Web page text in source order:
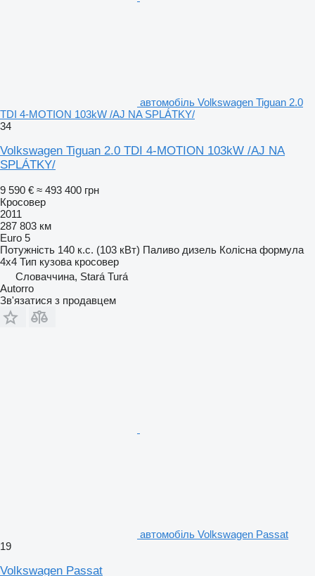
автомобіль Volkswagen Tiguan 2.0
TDI 4-MOTION 103kW /AJ NA SPLÁTKY/
34
Volkswagen Tiguan 2.0 TDI 4-MOTION 103kW /AJ NA
SPLÁTKY/
9 590 € ≈ 493 400 грн
Кросовер
2011
287 803 км
Euro 5
Потужність 140 к.с. (103 кВт) Паливо дизель Колісна формула
4x4 Тип кузова кросовер
Словаччина, Stará Turá
Autorro
Зв'язатися з продавцем
автомобіль Volkswagen Passat
19
Volkswagen Passat